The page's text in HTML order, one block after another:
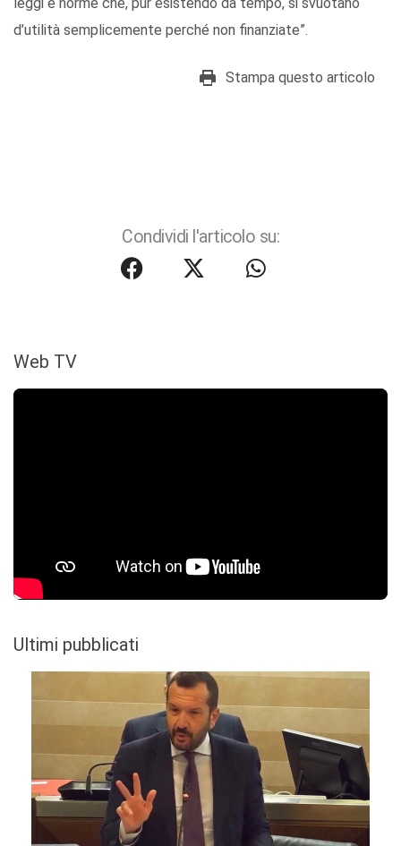
leggi e norme che, pur esistendo da tempo, si svuotano
d’utilità semplicemente perché non finanziate”.
Stampa questo articolo
Condividi l'articolo su:
Web TV
Ultimi pubblicati